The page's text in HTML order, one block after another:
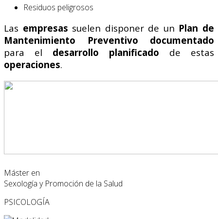
Residuos peligrosos
Las empresas suelen disponer de un Plan de
Mantenimiento Preventivo
documentado
para el desarrollo planificado de estas
operaciones.
Máster en
Sexología y Promoción de la Salud
PSICOLOGÍA